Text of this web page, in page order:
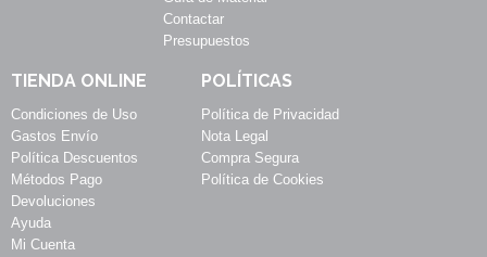
Contactar
Presupuestos
TIENDA ONLINE
Condiciones de Uso
Gastos Envío
Política Descuentos
Métodos Pago
Devoluciones
Ayuda
Mi Cuenta
POLÍTICAS
Política de Privacidad
Nota Legal
Compra Segura
Política de Cookies